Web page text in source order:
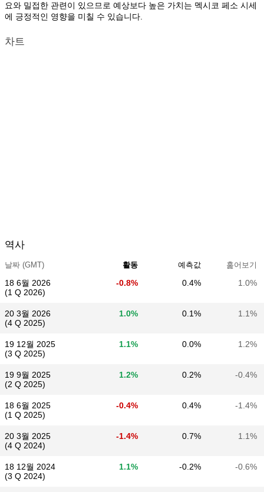
요와 밀접한 관련이 있으므로 예상보다 높은 가치는 멕시코 페소 시세
에 긍정적인 영향을 미칠 수 있습니다.
차트
역사
날짜 (GMT) 활동 예측값 훑어보기
18 6월 2026
(1 Q 2026)
-0.8% 0.4% 1.0%
20 3월 2026
(4 Q 2025)
1.0% 0.1% 1.1%
19 12월 2025
(3 Q 2025)
1.1% 0.0% 1.2%
19 9월 2025
(2 Q 2025)
1.2% 0.2% -0.4%
18 6월 2025
(1 Q 2025)
-0.4% 0.4% -1.4%
20 3월 2025
(4 Q 2024)
-1.4% 0.7% 1.1%
18 12월 2024
(3 Q 2024)
1.1% -0.2% -0.6%